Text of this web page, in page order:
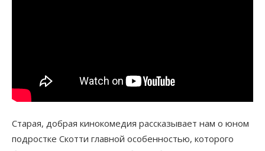
Старая, добрая кинокомедия рассказывает нам о юном
подростке Скотти главной особенностью, которого